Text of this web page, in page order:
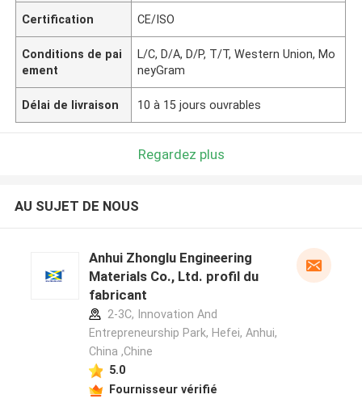
Certification CE/ISO
Conditions de pai
ement
L/C, D/A, D/P, T/T, Western Union, Mo
neyGram
Délai de livraison 10 à 15 jours ouvrables
Regardez plus
AU SUJET DE NOUS
Anhui Zhonglu Engineering
Materials Co., Ltd. profil du
fabricant
2-3C, Innovation And
Entrepreneurship Park, Hefei, Anhui,
China ,Chine
5.0
Fournisseur vérifié